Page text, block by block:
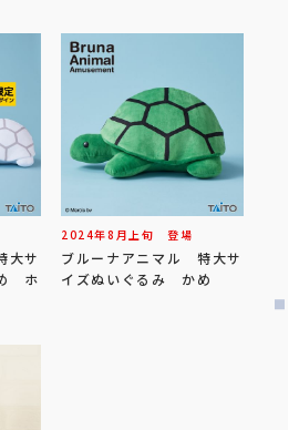
大サ
ホ
2024年8 月 上旬 登場
ブルーナアニマル 特大サ
イズぬいぐるみ かめ